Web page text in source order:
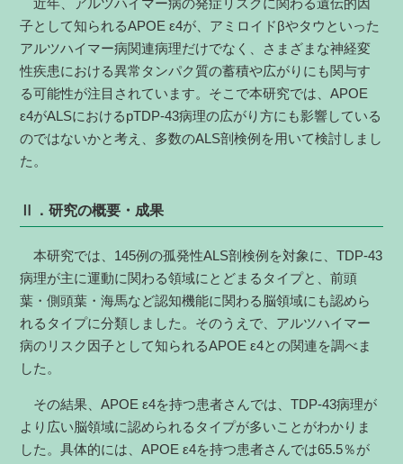
近年、アルツハイマー病の発症リスクに関わる遺伝的因
子として知られるAPOE ε4が、アミロイドβやタウといった
アルツハイマー病関連病理だけでなく、さまざまな神経変
性疾患における異常タンパク質の蓄積や広がりにも関与す
る可能性が注目されています。そこで本研究では、APOE
ε4がALSにおけるpTDP-43病理の広がり方にも影響している
のではないかと考え、多数のALS剖検例を用いて検討しまし
た。
Ⅱ．研究の概要・成果
本研究では、145例の孤発性ALS剖検例を対象に、TDP-43
病理が主に運動に関わる領域にとどまるタイプと、前頭
葉・側頭葉・海馬など認知機能に関わる脳領域にも認めら
れるタイプに分類しました。そのうえで、アルツハイマー
病のリスク因子として知られるAPOE ε4との関連を調べま
した。
その結果、APOE ε4を持つ患者さんでは、TDP-43病理が
より広い脳領域に認められるタイプが多いことがわかりま
した。具体的には、APOE ε4を持つ患者さんでは65.5％が